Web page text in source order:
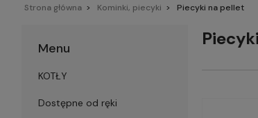
Strona główna Kominki, piecyki Piecyki na pellet
Menu
KOTŁY
Dostępne od ręki